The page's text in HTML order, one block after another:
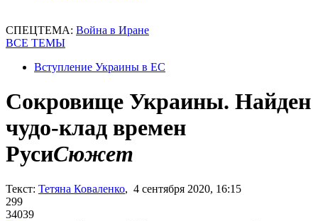
СПЕЦТЕМА: Война в Иране
ВСЕ ТЕМЫ
Вступление Украины в ЕС
Сокровище Украины. Найден
чудо-клад времен
РусиСюжет
Текст: Тетяна Коваленко, 4 сентября 2020, 16:15
299
34039